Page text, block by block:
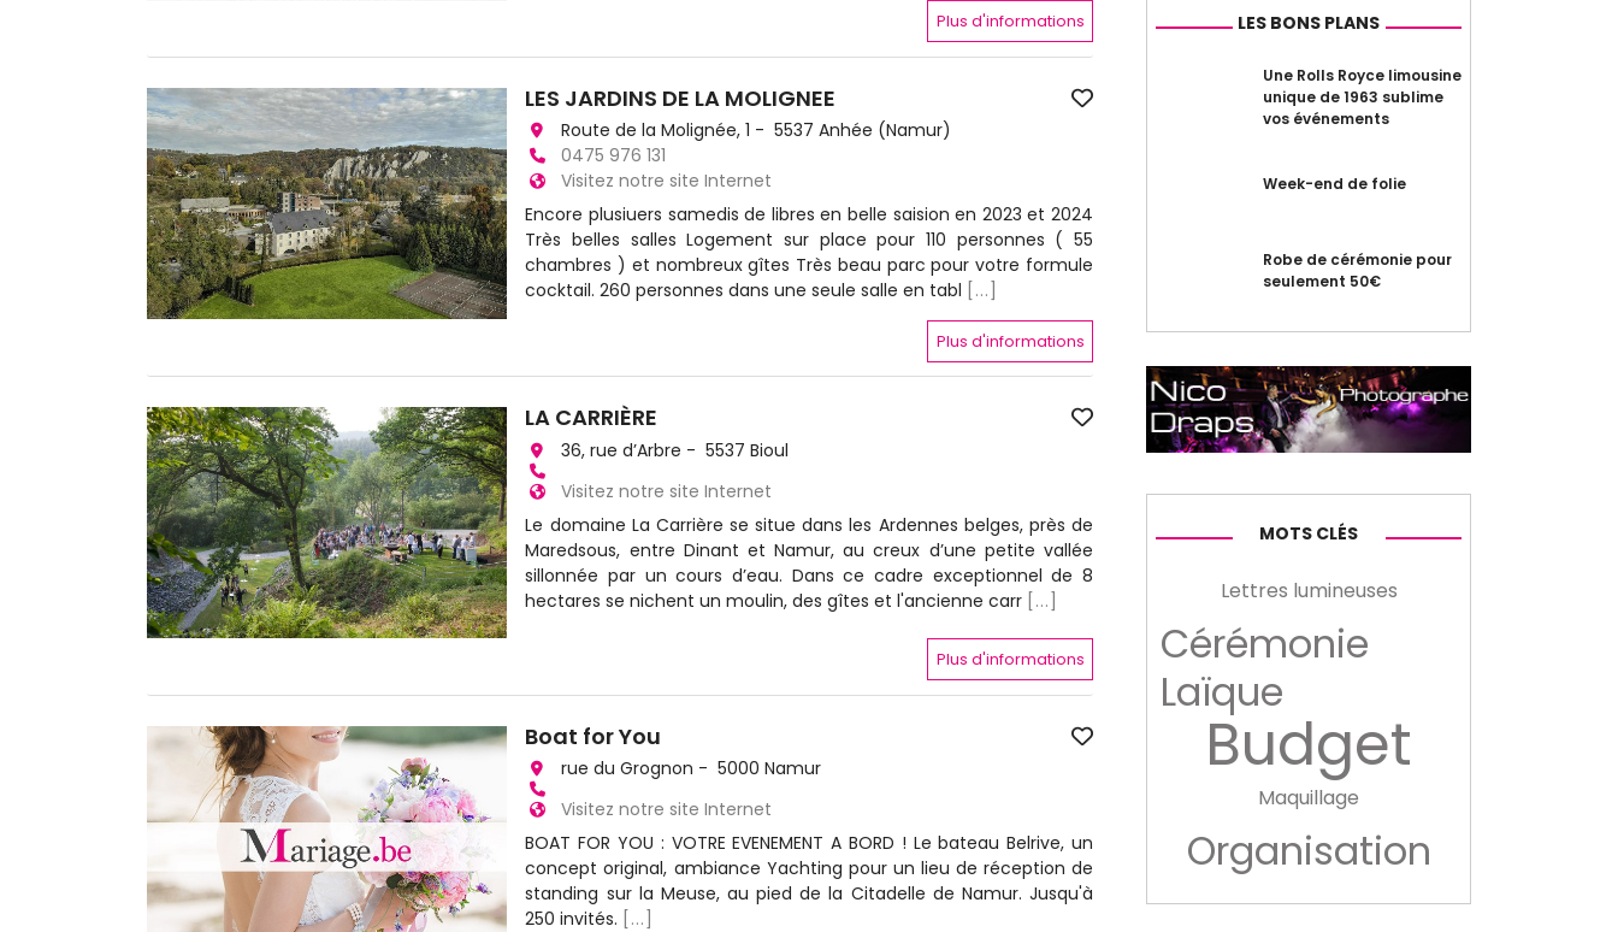
Plus d'informations
LES JARDINS DE LA MOLIGNEE
Route de la Molignée, 1 - 5537 Anhée (Namur)
0475 976 131
Visitez notre site Internet
Encore plusiuers samedis de libres en belle saision en 2023 et 2024
Très belles salles Logement sur place pour 110 personnes ( 55
chambres ) et nombreux gîtes Très beau parc pour votre formule
cocktail. 260 personnes dans une seule salle en tabl
[...]
Plus d'informations
LA CARRIÈRE
36, rue d’Arbre - 5537 Bioul
Visitez notre site Internet
Le domaine La Carrière se situe dans les Ardennes belges, près de
Maredsous, entre Dinant et Namur, au creux d’une petite vallée
sillonnée par un cours d’eau. Dans ce cadre exceptionnel de 8
hectares se nichent un moulin, des gîtes et l'ancienne carr [...]
Plus d'informations
Boat for You
rue du Grognon - 5000 Namur
Visitez notre site Internet
BOAT FOR YOU : VOTRE EVENEMENT A BORD ! Le bateau Belrive, un
concept original, ambiance Yachting pour un lieu de réception de
standing sur la Meuse, au pied de la Citadelle de Namur. Jusqu'à
250 invités. [...]
LES BONS PLANS
Une Rolls Royce limousine
unique de 1963 sublime
vos événements
Week-end de folie
Robe de cérémonie pour
seulement 50€
MOTS CLÉS
Lettres lumineuses
Cérémonie
Laïque
Budget
Maquillage
Organisation